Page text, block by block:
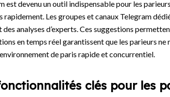
est devenu un outil indispensable pour les
rapidement. Les groupes et canaux Telegram
des analyses d’experts. Ces suggestions
en temps réel garantissent que les parieurs ne
de paris rapide et concurrentiel.
clés pour les